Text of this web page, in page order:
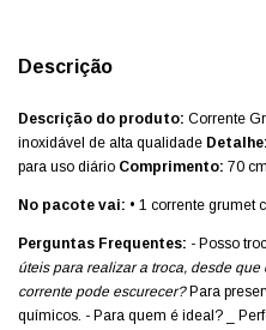
Descrição
Descrição do produto: Corrente
inoxidável de alta qualidade Detalhe:
para uso diário Comprimento: 70 cm
No pacote vai: • 1 corrente grumet
Perguntas Frequentes: - Posso
úteis para realizar a troca, desde
corrente pode escurecer? Para
químicos. - Para quem é ideal? _